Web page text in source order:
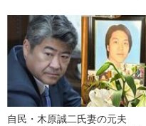
自民・木原誠二氏妻の元夫